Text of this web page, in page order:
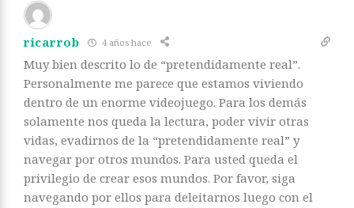
ricarrob 4 años hace
Muy bien descrito lo de “pretendidamente real”.
Personalmente me parece que estamos viviendo
dentro de un enorme videojuego. Para los demás
solamente nos queda la lectura, poder vivir otras
vidas, evadirnos de la “pretendidamente real” y
navegar por otros mundos. Para usted queda el
privilegio de crear esos mundos. Por favor, siga
navegando por ellos para deleitarnos luego con el